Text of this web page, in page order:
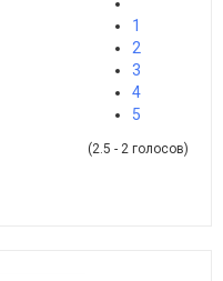
1
2
3
4
5
(2.5 - 2 голосов)